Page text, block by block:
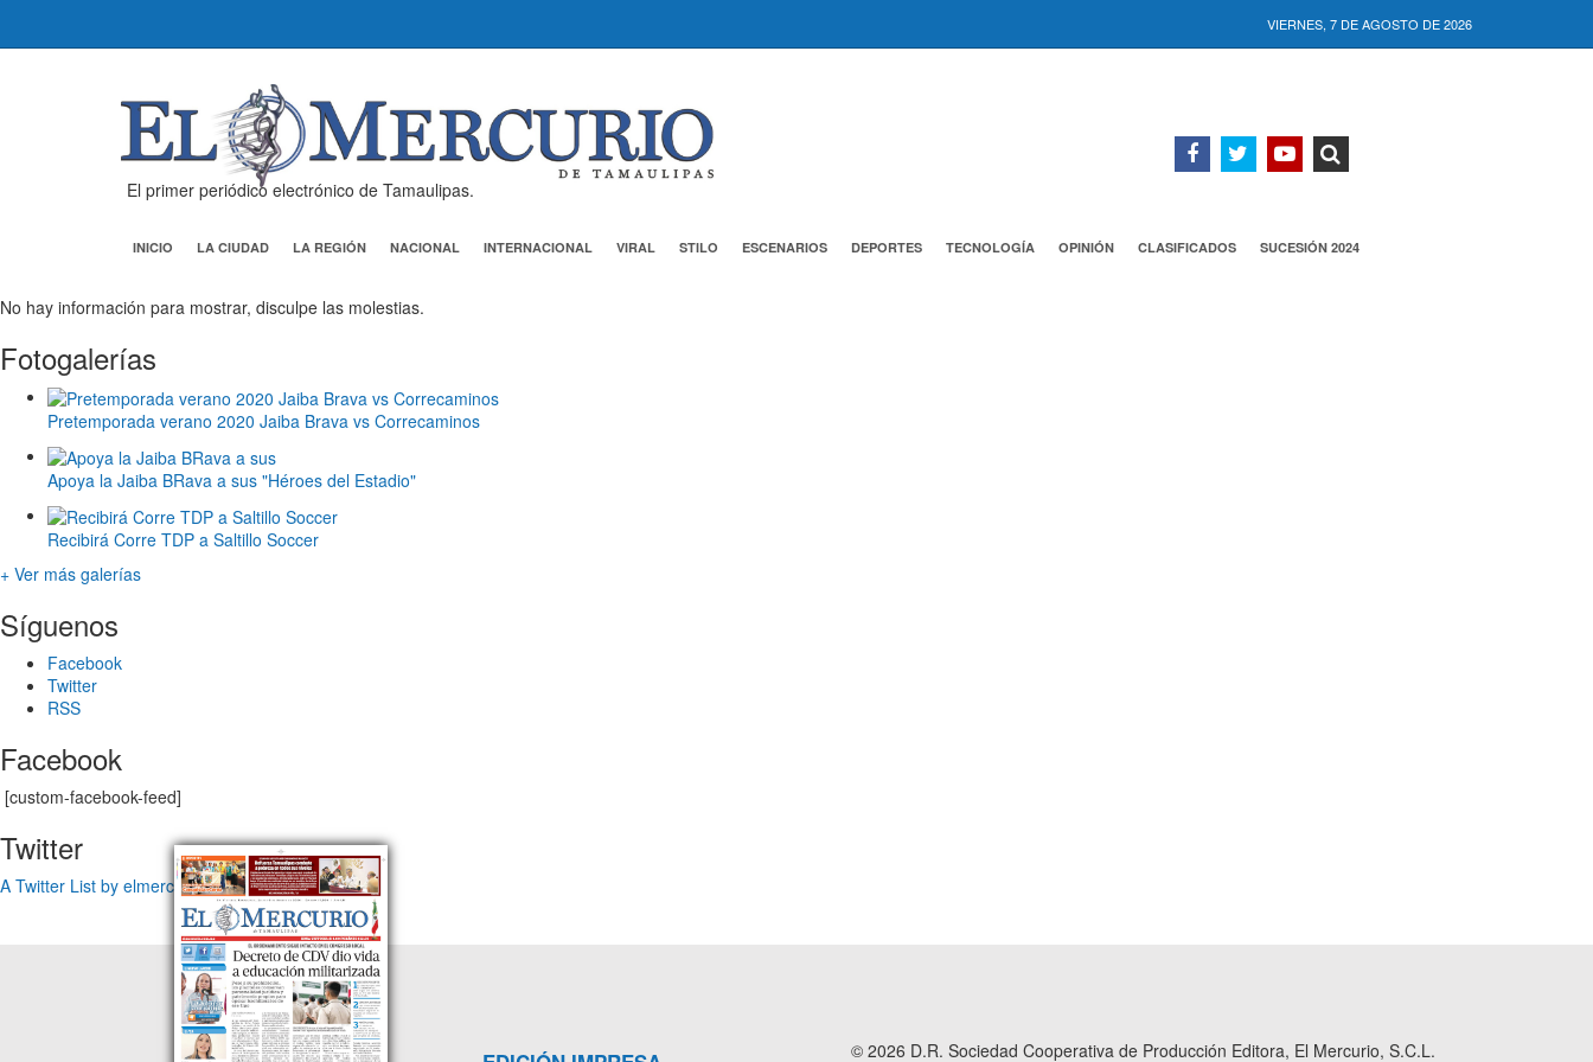
VIERNES, 7 DE AGOSTO DE 2026
El primer periódico electrónico de Tamaulipas.
INICIO LA CIUDAD LA REGIÓN NACIONAL INTERNACIONAL VIRAL STILO ESCENARIOS DEPORTES TECNOLOGÍA OPINIÓN CLASIFICADOS SUCESIÓN 2024
No hay información para mostrar, disculpe las molestias.
Fotogalerías
Pretemporada verano 2020 Jaiba Brava vs Correcaminos
Apoya la Jaiba BRava a sus "Héroes del Estadio"
Recibirá Corre TDP a Saltillo Soccer
+ Ver más galerías
Síguenos
Facebook
Twitter
RSS
Facebook
[custom-facebook-feed]
Twitter
A Twitter List by elmercuriotam
© 2026 D.R. Sociedad Cooperativa de Producción Editora, El Mercurio, S.C.L.